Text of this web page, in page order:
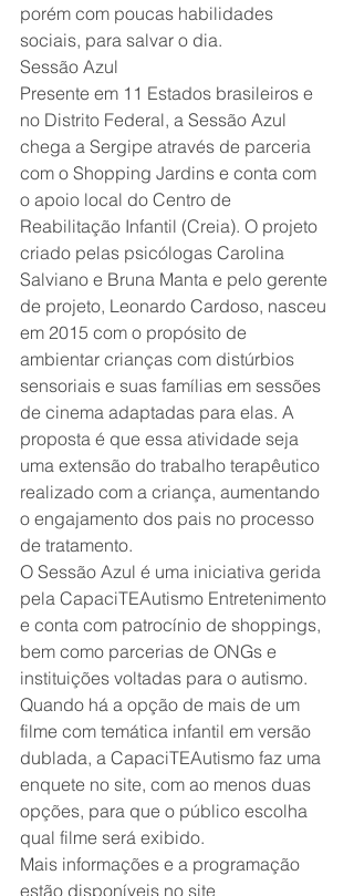
porém com poucas habilidades
sociais, para salvar o dia.
Sessão Azul
Presente em 11 Estados brasileiros e
no Distrito Federal, a Sessão Azul
chega a Sergipe através de parceria
com o Shopping Jardins e conta com
o apoio local do Centro de
Reabilitação Infantil (Creia). O projeto
criado pelas psicólogas Carolina
Salviano e Bruna Manta e pelo gerente
de projeto, Leonardo Cardoso, nasceu
em 2015 com o propósito de
ambientar crianças com distúrbios
sensoriais e suas famílias em sessões
de cinema adaptadas para elas. A
proposta é que essa atividade seja
uma extensão do trabalho terapêutico
realizado com a criança, aumentando
o engajamento dos pais no processo
de tratamento.
O Sessão Azul é uma iniciativa gerida
pela CapaciTEAutismo Entretenimento
e conta com patrocínio de shoppings,
bem como parcerias de ONGs e
instituições voltadas para o autismo.
Quando há a opção de mais de um
filme com temática infantil em versão
dublada, a CapaciTEAutismo faz uma
enquete no site, com ao menos duas
opções, para que o público escolha
qual filme será exibido.
Mais informações e a programação
estão disponíveis no site